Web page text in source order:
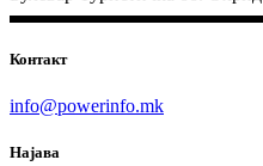
Контакт
info@powerinfo.mk
Најава